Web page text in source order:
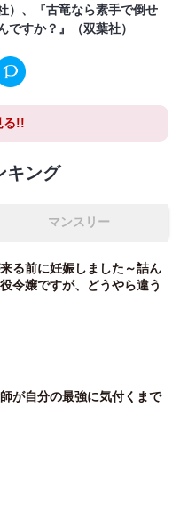
）、『古竜なら素手で倒せ
ですか？』（双葉社）
る!!
キング
マンスリー
る前に妊娠しました～詰ん
令嬢ですが、どうやら違う
が自分の最強に気付くまで